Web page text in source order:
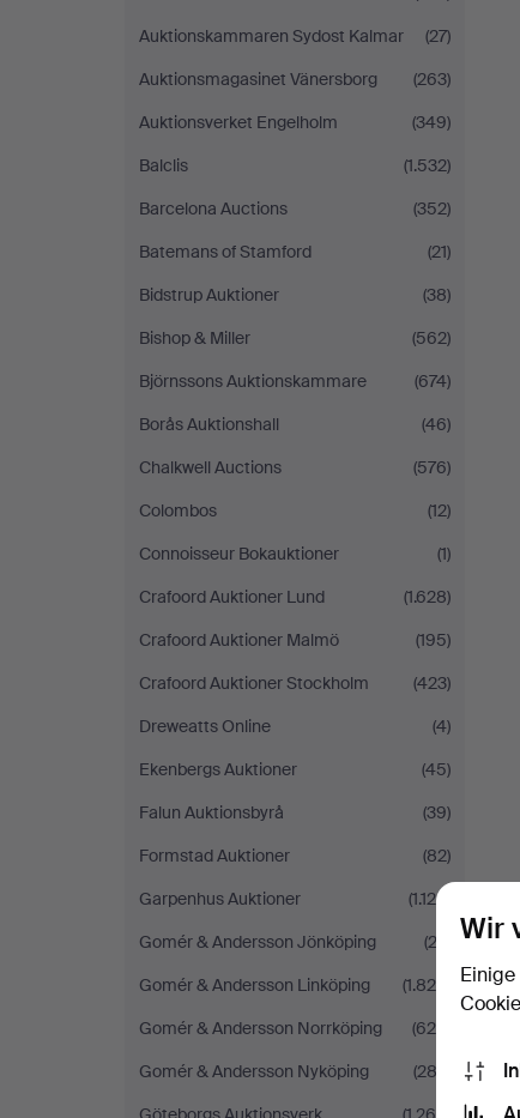
Auktionskammaren Sydost Kalmar
(27)
Auktionsmagasinet Vänersborg
(263)
Auktionsverket Engelholm
(349)
Balclis
(1.532)
Barcelona Auctions
(352)
Batemans of Stamford
(21)
Bidstrup Auktioner
(38)
Bishop & Miller
(562)
Björnssons Auktionskammare
(674)
Borås Auktionshall
(46)
Chalkwell Auctions
(576)
Colombos
(12)
Connoisseur Bokauktioner
(1)
Crafoord Auktioner Lund
(1.628)
Crafoord Auktioner Malmö
(195)
Crafoord Auktioner Stockholm
(423)
Dreweatts Online
(4)
Ekenbergs Auktioner
(45)
Falun Auktionsbyrå
(39)
Formstad Auktioner
(82)
Garpenhus Auktioner
(1.126)
Gomér & Andersson Jönköping
(22)
Gomér & Andersson Linköping
(1.824)
Gomér & Andersson Norrköping
(620)
Gomér & Andersson Nyköping
(283)
Wir